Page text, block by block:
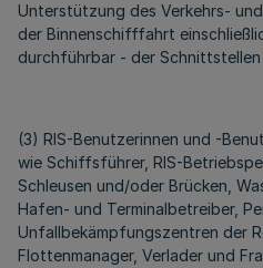
Unterstützung des Verkehrs-
der Binnenschifffahrt
durchführbar - der
(3) RIS-Benutzerinnen und -
wie Schiffsführer, RIS-
Schleusen und/oder Brücken,
Hafen- und Terminalbetreiber,
Unfallbekämpfungszentren der
Flottenmanager, Verlader und